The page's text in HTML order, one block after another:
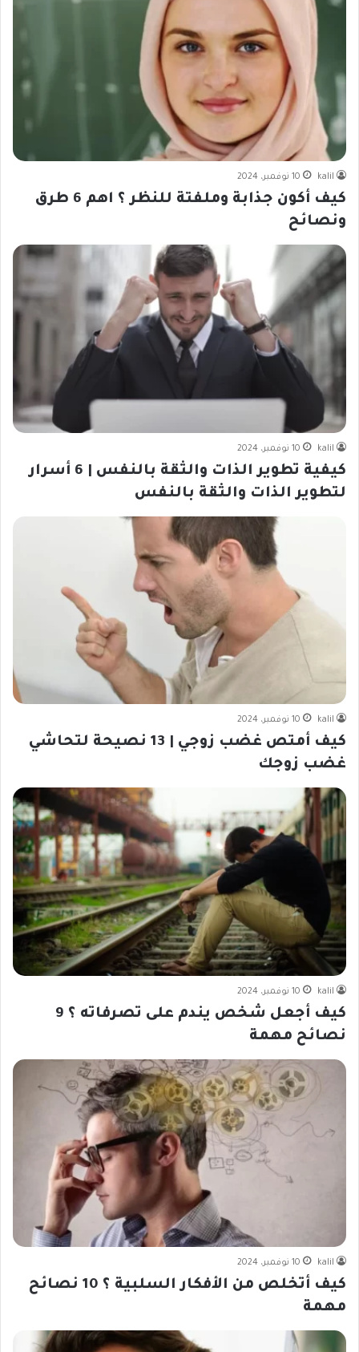
kalil 10 نوفمبر، 2024
كيف أكون جذابة وملفتة للنظر ؟ اهم 6 طرق
ونصائح
kalil 10 نوفمبر، 2024
كيفية تطوير الذات والثقة بالنفس | 6 أسرار
لتطوير الذات والثقة بالنفس
kalil 10 نوفمبر، 2024
كيف أمتص غضب زوجي | 13 نصيحة لتحاشي
غضب زوجك
kalil 10 نوفمبر، 2024
كيف أجعل شخص يندم على تصرفاته ؟ 9
نصائح مهمة
kalil 10 نوفمبر، 2024
كيف أتخلص من الأفكار السلبية ؟ 10 نصائح
مهمة